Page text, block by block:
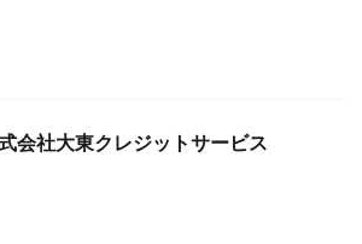
会社大東クレジットサービス